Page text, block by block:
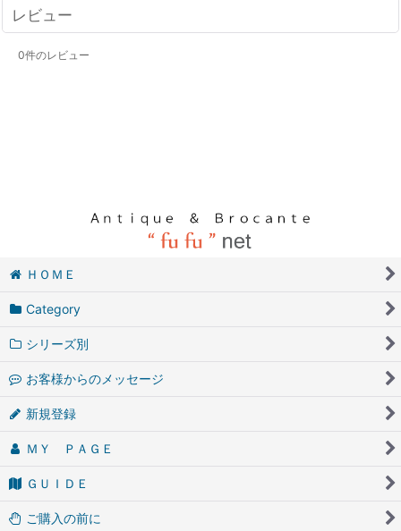
レビュー
0件のレビュー
ＨＯＭＥ
Category
シリーズ別
お客様からのメッセージ
新規登録
ＭＹ ＰＡＧＥ
ＧＵＩＤＥ
ご購入の前に